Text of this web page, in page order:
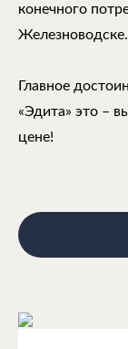
конечного
Железноводске.
Главное
«Эдита» это –
цене!